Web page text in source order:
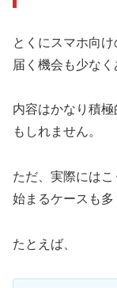
とくにスマホ向
届く機会も少なく
内容はかなり積
もしれません。
ただ、実際には
始まるケースも多
たとえば、